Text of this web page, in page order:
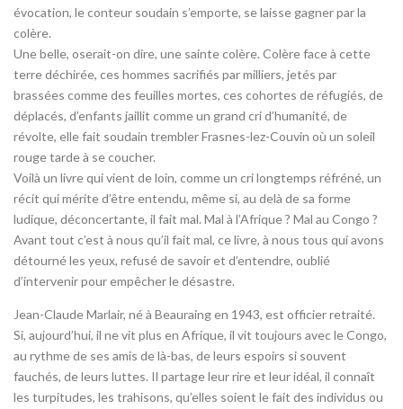
évocation, le conteur soudain s’emporte, se laisse gagner par la
colère.
Une belle, oserait-on dire, une sainte colère. Colère face à cette
terre déchirée, ces hommes sacrifiés par milliers, jetés par
brassées comme des feuilles mortes, ces cohortes de réfugiés, de
déplacés, d’enfants jaillit comme un grand cri d’humanité, de
révolte, elle fait soudain trembler Frasnes-lez-Couvin où un soleil
rouge tarde à se coucher.
Voilà un livre qui vient de loin, comme un cri longtemps réfréné, un
récit qui mérite d’être entendu, même si, au delà de sa forme
ludique, déconcertante, il fait mal. Mal à l’Afrique ? Mal au Congo ?
Avant tout c’est à nous qu’il fait mal, ce livre, à nous tous qui avons
détourné les yeux, refusé de savoir et d’entendre, oublié
d’intervenir pour empêcher le désastre.
Jean-Claude Marlair, né à Beauraing en 1943, est officier retraité.
Si, aujourd’hui, il ne vit plus en Afrique, il vit toujours avec le Congo,
au rythme de ses amis de là-bas, de leurs espoirs si souvent
fauchés, de leurs luttes. Il partage leur rire et leur idéal, il connaît
les turpitudes, les trahisons, qu’elles soient le fait des individus ou